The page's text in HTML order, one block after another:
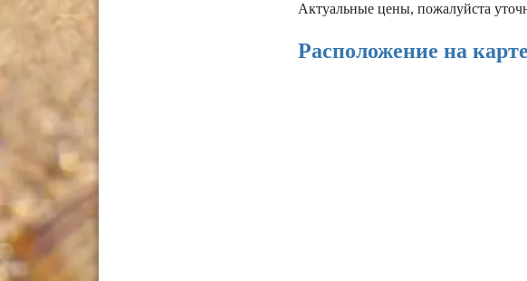
Актуальные цены, пожалуйста
Расположение на карте